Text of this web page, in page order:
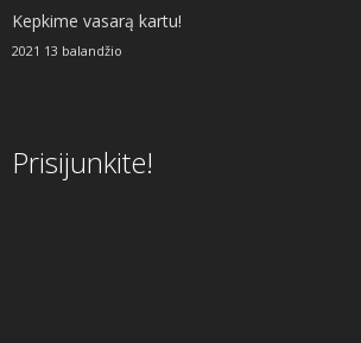
Kepkime vasarą kartu!
2021 13 balandžio
Prisijunkite!